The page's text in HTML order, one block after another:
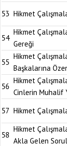
53 Hikmet
54
Hikmet
Gereği
55
Hikmet
Başkalarına
56
Hikmet
Cinlerin Muhalif
57 Hikmet
58
Hikmet
Akla Gelen